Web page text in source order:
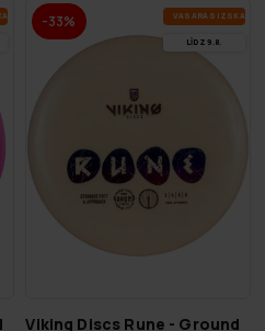
-33% VA­SA­RAS IZ­SKA­ŅA
LĪDZ 9.8.
Viking Discs Rune - Ground